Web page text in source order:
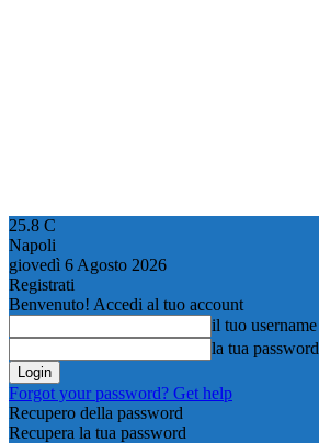
25.8 C
Napoli
giovedì 6 Agosto 2026
Registrati
Benvenuto! Accedi al tuo account
il tuo username
la tua password
Forgot your password? Get help
Recupero della password
Recupera la tua password